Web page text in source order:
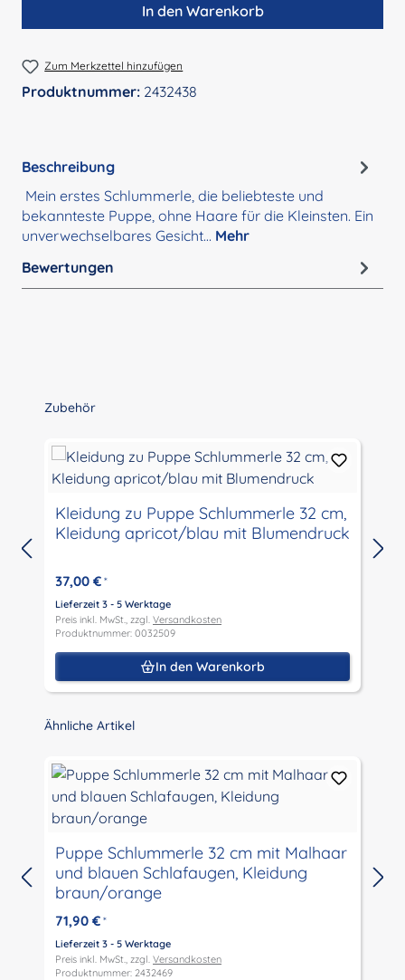
In den Warenkorb
Zum Merkzettel hinzufügen
Produktnummer: 2432438
Beschreibung
Mein erstes Schlummerle, die beliebteste und
bekannteste Puppe, ohne Haare für die Kleinsten. Ein
unverwechselbares Gesicht… Mehr
Bewertungen
Produktgalerie überspringen
Zubehör
Kleidung zu Puppe Schlummerle 32 cm,
Kleidung apricot/blau mit Blumendruck
37,00 € *
Lieferzeit 3 - 5 Werktage
Preis inkl. MwSt., zzgl. Versandkosten
Produktnummer: 0032509
In den Warenkorb
Produktgalerie überspringen
Ähnliche Artikel
Puppe Schlummerle 32 cm mit Malhaar
und blauen Schlafaugen, Kleidung
braun/orange
71,90 € *
Lieferzeit 3 - 5 Werktage
Preis inkl. MwSt., zzgl. Versandkosten
Produktnummer: 2432469